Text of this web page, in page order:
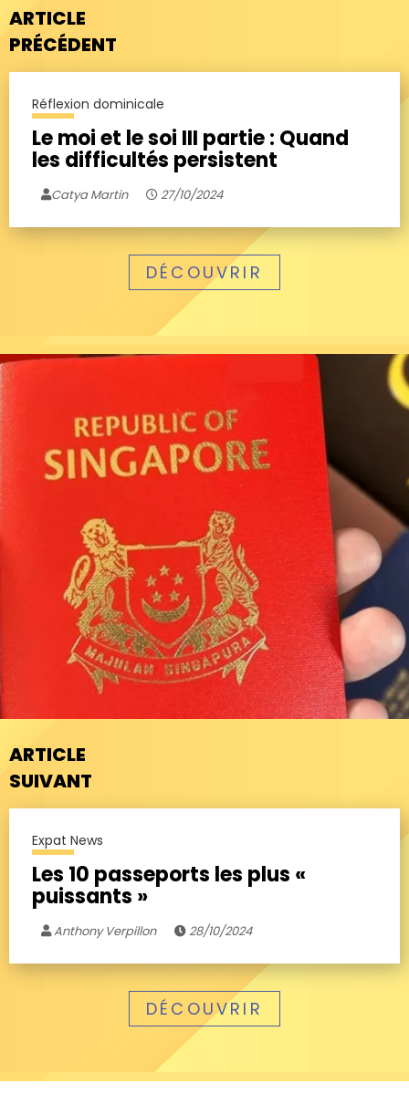
ARTICLE
PRÉCÉDENT
Réflexion dominicale
Le moi et le soi III partie : Quand
les difficultés persistent
Catya Martin 27/10/2024
DÉCOUVRIR
ARTICLE
SUIVANT
Expat News
Les 10 passeports les plus «
puissants »
Anthony Verpillon 28/10/2024
DÉCOUVRIR